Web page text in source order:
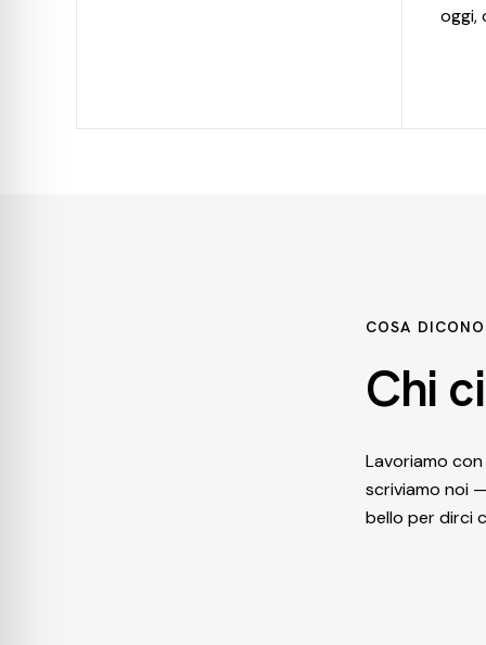
oggi,
COSA
Chi
Lavoriamo
scriviamo noi
bello per dirci